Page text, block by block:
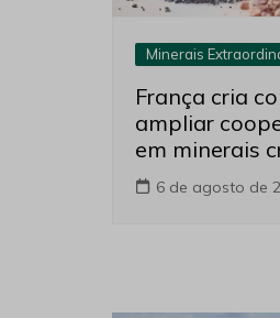
Minerais
França cria
ampliar
em minerais
6 de agosto de